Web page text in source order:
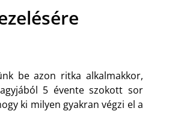
be azon ritka alkalmakkor,
5 évente szokott sor
ki milyen gyakran végzi el a